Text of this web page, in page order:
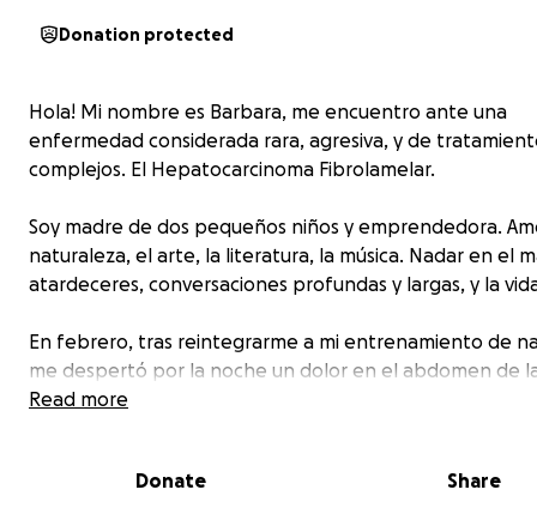
Donation protected
Hola! Mi nombre es Barbara, me encuentro ante una
enfermedad considerada rara, agresiva, y de
complejos. El Hepatocarcinoma Fibrolamelar.
Soy madre de dos pequeños niños y emprendedora.
naturaleza, el arte, la literatura, la música. Nadar en el
atardeceres, conversaciones profundas y largas, y la
En febrero, tras reintegrarme a mi entrenamiento de
me despertó por la noche un dolor en el abdomen de
derecho. Durante unos días fue intermitente,
Fui a urgencias, me mandaron un ultrasonido. Ahí
Read more
Donate Share